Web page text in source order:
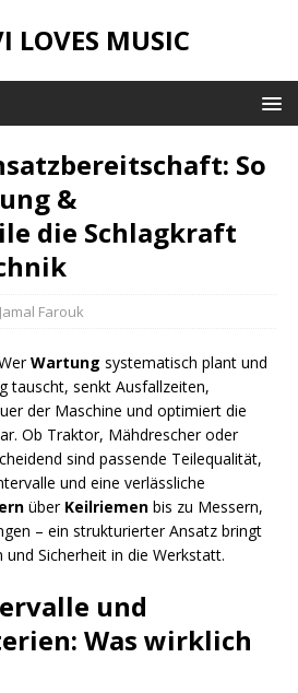
LOVES MUSIC
So
&
die Schlagkraft
Jamal Farouk
Wartung systematisch plant und
tauscht, senkt Ausfallzeiten,
der Maschine und optimiert die
Ob Traktor, Mähdrescher oder
sind passende Teilequalität,
und eine verlässliche
über Keilriemen bis zu Messern,
– ein strukturierter Ansatz bringt
Sicherheit in die Werkstatt.
und
Was wirklich